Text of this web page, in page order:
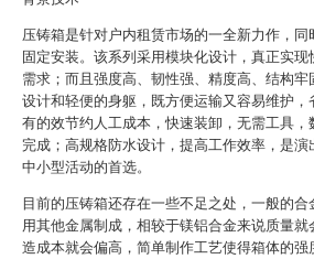
压铸箱是针对户内租赁市场的一全新力作，同
固定安装。该系列采用模块化设计，真正实现
需求；而且强度高、韧性强、精度高、结构牢
设计和轻便的身躯，既方便运输又容易维护，
有的效节约人工成本，快速装卸，无需工具，
完成；高规格防水设计，提高工作效率，是演
中小型活动的首选。
目前的压铸箱还存在一些不足之处，一般的合
用其他金属制成，相较于镁铝合金来说质量就
造成本就会偏高，简单制作工艺使得箱体的强